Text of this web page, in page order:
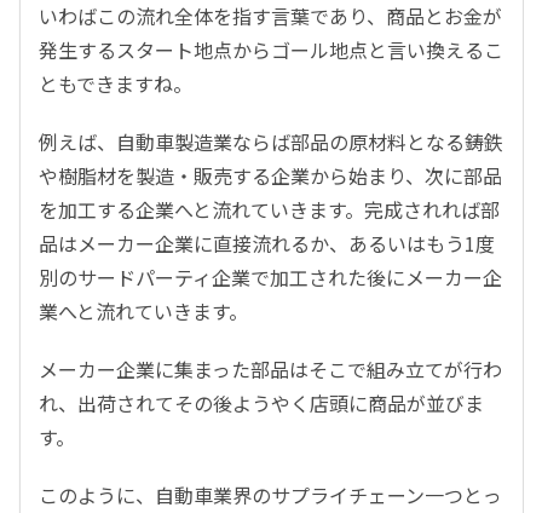
いわばこの流れ全体を指す言葉であり、商品とお金が
発生するスタート地点からゴール地点と言い換えるこ
ともできますね。
例えば、自動車製造業ならば部品の原材料となる鋳鉄
や樹脂材を製造・販売する企業から始まり、次に部品
を加工する企業へと流れていきます。完成されれば部
品はメーカー企業に直接流れるか、あるいはもう1度
別のサードパーティ企業で加工された後にメーカー企
業へと流れていきます。
メーカー企業に集まった部品はそこで組み立てが行わ
れ、出荷されてその後ようやく店頭に商品が並びま
す。
このように、自動車業界のサプライチェーン一つとっ